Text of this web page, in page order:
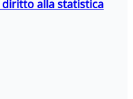
diritto alla statistica